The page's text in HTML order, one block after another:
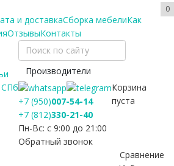
0
и доставкаСборка мебелиКак
ОтзывыКонтакты
СПб
Производители
+7 (950)007-54-14
+7 (812)330-21-40
Пн-Вс: с 9:00 до 21:00
Обратный звонок
Сравнение
Корзина
пуста